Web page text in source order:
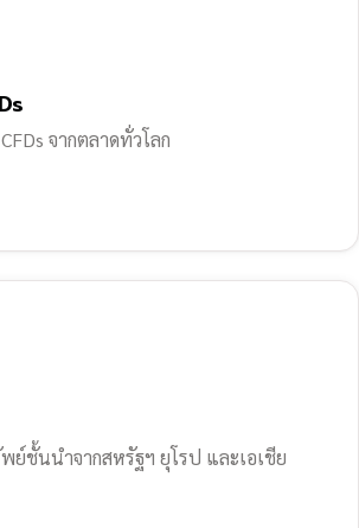
จากตลาดทั่วโลก
ชั้นนำจากสหรัฐฯ ยุโรป และเอเชีย